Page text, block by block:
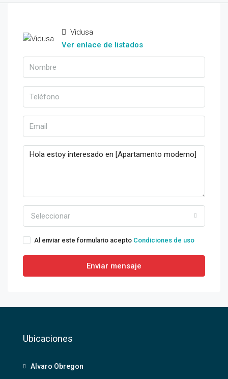
Vidusa
Ver enlace de listados
Seleccionar
Al enviar este formulario acepto Condiciones de uso
Enviar mensaje
Ubicaciones
Alvaro Obregon